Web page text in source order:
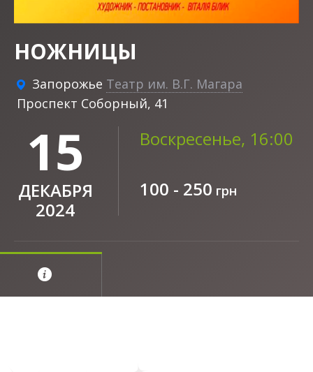
НОЖНИЦЫ
Запорожье Театр им. В.Г. Магара
Проспект Соборный, 41
15
ДЕКАБРЯ
2024
Воскресенье, 16:00
100 - 250 грн